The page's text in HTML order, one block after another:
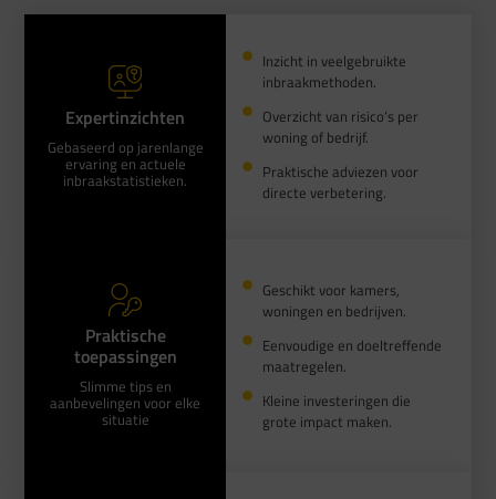
Expertinzichten
Gebaseerd op jarenlange
ervaring en actuele
inbraakstatistieken.
Inzicht in veelgebruikte
inbraakmethoden.
Overzicht van risico’s per
woning of bedrijf.
Praktische adviezen voor
directe verbetering.
Praktische
toepassingen
Slimme tips en
aanbevelingen voor elke
situatie
Geschikt voor kamers,
woningen en bedrijven.
Eenvoudige en doeltreffende
maatregelen.
Kleine investeringen die
grote impact maken.